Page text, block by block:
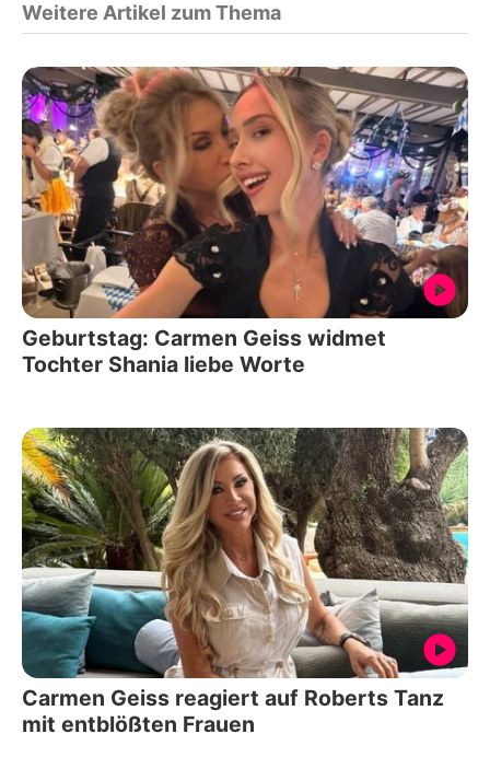
Weitere Artikel zum Thema
Geburtstag: Carmen Geiss widmet
Tochter Shania liebe Worte
Carmen Geiss reagiert auf Roberts Tanz
mit entblößten Frauen